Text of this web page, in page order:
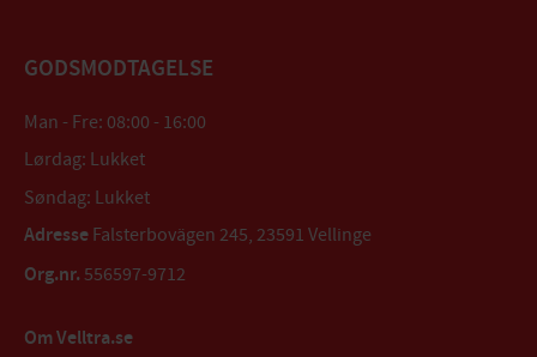
GODSMODTAGELSE
Man - Fre: 08:00 - 16:00
Lørdag: Lukket
Søndag: Lukket
Adresse Falsterbovägen 245, 23591 Vellinge
Org.nr. 556597-9712
Om Velltra.se